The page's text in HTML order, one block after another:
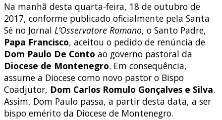
Na manhã desta quarta-feira, 18 de outubro de
2017, conforme publicado oficialmente pela Santa
Sé no Jornal L’Osservatore Romano, o Santo Padre,
Papa Francisco, aceitou o pedido de renúncia de
Dom Paulo De Conto ao governo pastoral da
Diocese de Montenegro. Em consequência,
assume a Diocese como novo pastor o Bispo
Coadjutor, Dom Carlos Romulo Gonçalves e Silva.
Assim, Dom Paulo passa, a partir desta data, a ser
bispo emérito da Diocese de Montenegro.